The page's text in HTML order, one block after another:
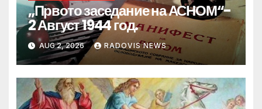
„Првото заседание на АСНОМ“-
2 Август 1944 год.
AUG 2, 2026 RADOVIS NEWS